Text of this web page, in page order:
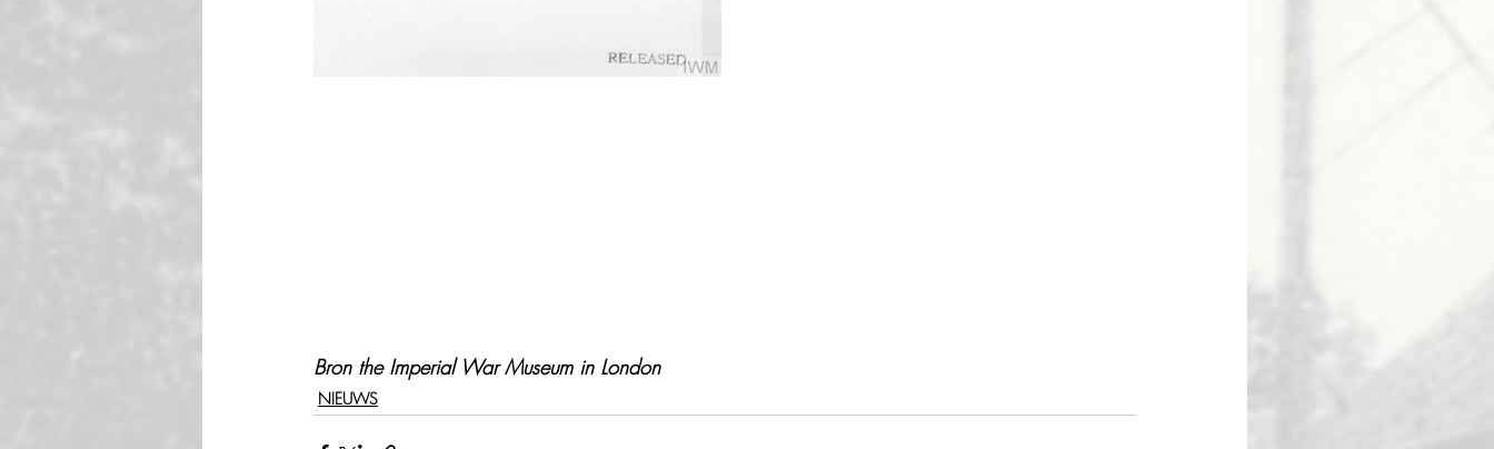
Bron the Imperial War Museum in London
NIEUWS